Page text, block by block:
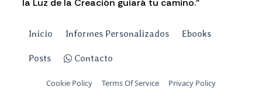
la Luz de la Creación guiará tu camino."
Inicio Informes Personalizados Ebooks
Posts Contacto
Cookie Policy Terms Of Service Privacy Policy